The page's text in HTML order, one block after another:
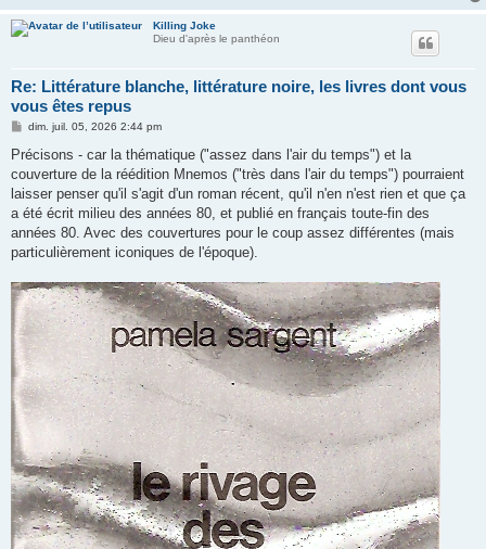
Killing Joke
Dieu d'après le panthéon
Re: Littérature blanche, littérature noire, les livres dont vous
vous êtes repus
M
s
a
g
dim. juil. 05, 2026 2:44 pm
Précisons - car la thématique ("assez dans l'air du temps") et la
couverture de la réédition Mnemos ("très dans l'air du temps") pourraient
laisser penser qu'il s'agit d'un roman récent, qu'il n'en n'est rien et que ça
a été écrit milieu des années 80, et publié en français toute-fin des
années 80. Avec des couvertures pour le coup assez différentes (mais
particulièrement iconiques de l'époque).